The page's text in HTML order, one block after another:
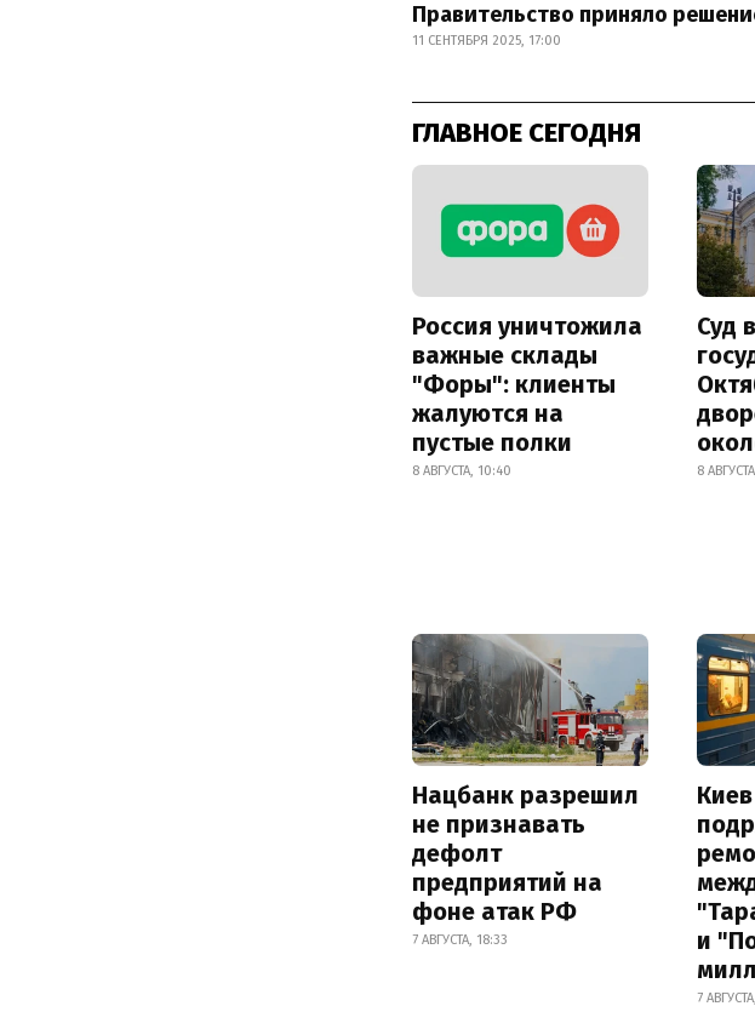
Правительство приняло
11 СЕНТЯБРЯ 2025, 17:00
ГЛАВНОЕ СЕГОДНЯ
Россия уничтожила
важные склады
"Форы": клиенты
жалуются на
пустые полки
8 АВГУСТА, 10:40
Суд
8
Нацбанк разрешил
не признавать
дефолт
предприятий на
фоне атак РФ
7 АВГУСТА, 18:33
и
7